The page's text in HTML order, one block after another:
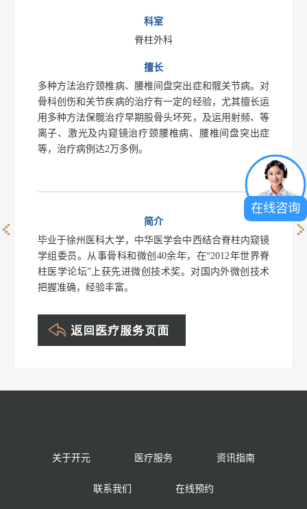
科室
脊柱外科
擅长
多种方法治疗颈椎病、腰椎间盘突出症和髋关节病。对
骨科创伤和关节疾病的治疗有一定的经验，尤其擅长运
用多种方法保髋治疗早期股骨头坏死，及运用射频、等
离子、激光及内窥镜治疗颈腰椎病、腰椎间盘突出症
等，治疗病例达2万多例。
简介
毕业于徐州医科大学，中华医学会中西结合脊柱内窥镜
学组委员。从事骨科和微创40余年，在“2012年世界脊
柱医学论坛”上获先进微创技术奖。对国内外微创技术
把握准确，经验丰富。
关于开元 医疗服务 资讯指南
联系我们 在线预约
在线咨询